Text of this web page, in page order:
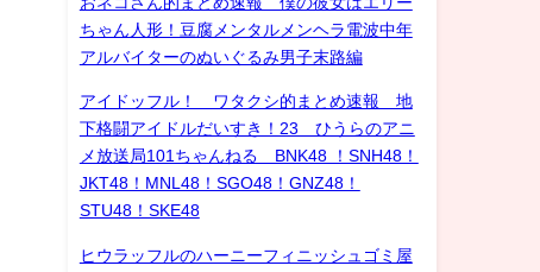
ちゃん人形！豆腐メンタルメンヘラ電波中年
アルバイターのぬいぐるみ男子末路編
アイドッフル！ ワタクシ的まとめ速報 地
下格闘アイドルだいすき！23 ひうらのアニ
メ放送局101ちゃんねる BNK48 ！SNH48！
JKT48！MNL48！SGO48！GNZ48！
STU48！SKE48
ヒウラッフルのハーニーフィニッシュゴミ屋